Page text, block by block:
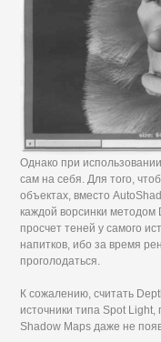
Однако при
сам на себя. Для того,
объектах, вместо
каждой ворсинки методом
просчет теней у самого
напитков, ибо за время
проголодаться.
К сожалению, считать
источники типа Spot
Shadow Maps даже не